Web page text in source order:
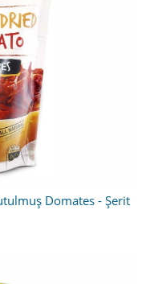
Domates - Şerit